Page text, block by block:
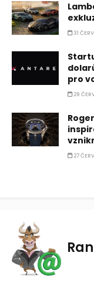
31
pro
29
27